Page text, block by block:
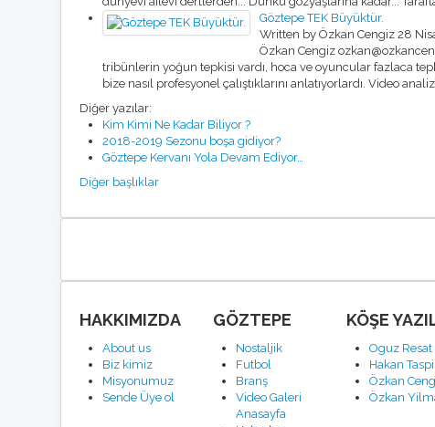
Göztepe TEK Büyüktür.
Written by Özkan Cengiz 28
Özkan Cengiz
tribünlerin yoğun tepkisi vardı, hoca ve oyuncular fazlaca
bize nasıl profesyonel çalıştıklarını anlatıyorlardı. Video
Diğer yazılar:
Kim Kimi Ne Kadar Biliyor ?
2018-2019 Sezonu boşa gidiyor?
Göztepe Kervanı Yola Devam Ediyor…
Diğer başlıklar
HAKKIMIZDA
About us
Biz kimiz
Misyonumuz
Sende Üye ol
GÖZTEPE
Nostaljik
Futbol
Branş
Video Galeri
Anasayfa
KÖŞE
Oguz Resat
Hakan
Özkan
Özkan